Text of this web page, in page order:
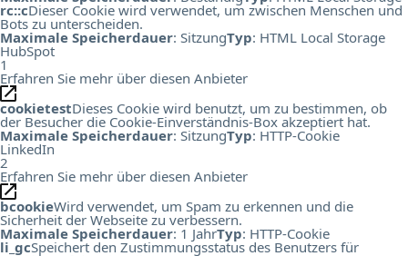
rc::cDieser Cookie wird verwendet, um zwischen Menschen und
Bots zu unterscheiden.
Maximale Speicherdauer: SitzungTyp: HTML Local Storage
HubSpot
1
Erfahren Sie mehr über diesen Anbieter
cookietestDieses Cookie wird benutzt, um zu bestimmen, ob
der Besucher die Cookie-Einverständnis-Box akzeptiert hat.
Maximale Speicherdauer: SitzungTyp: HTTP-Cookie
LinkedIn
2
Erfahren Sie mehr über diesen Anbieter
bcookieWird verwendet, um Spam zu erkennen und die
Sicherheit der Webseite zu verbessern.
Maximale Speicherdauer: 1 JahrTyp: HTTP-Cookie
li_gcSpeichert den Zustimmungsstatus des Benutzers für